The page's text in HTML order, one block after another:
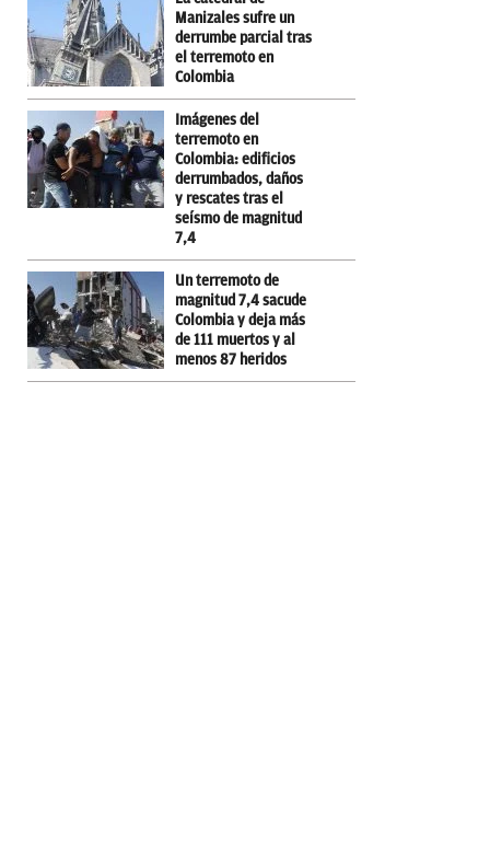
Manizales sufre un
derrumbe parcial tras
el terremoto en
Colombia
Imágenes del
terremoto en
Colombia: edificios
derrumbados, daños
y rescates tras el
seísmo de magnitud
7,4
Un terremoto de
magnitud 7,4 sacude
Colombia y deja más
de 111 muertos y al
menos 87 heridos